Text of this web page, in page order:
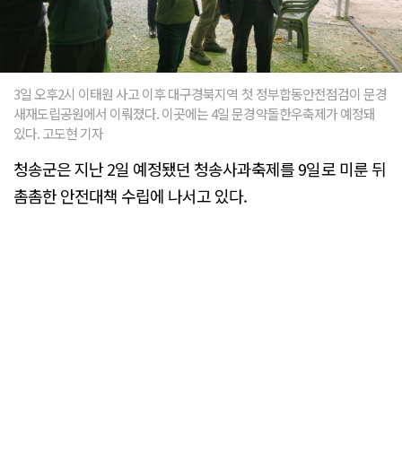
3일 오후2시 이태원 사고 이후 대구경북지역 첫 정부합동안전점검이 문경
새재도립공원에서 이뤄졌다. 이곳에는 4일 문경약돌한우축제가 예정돼
있다. 고도현 기자
청송군은 지난 2일 예정됐던 청송사과축제를 9일로 미룬 뒤
촘촘한 안전대책 수립에 나서고 있다.